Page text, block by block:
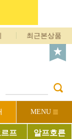
최근본상품
MENU
프 알프호른